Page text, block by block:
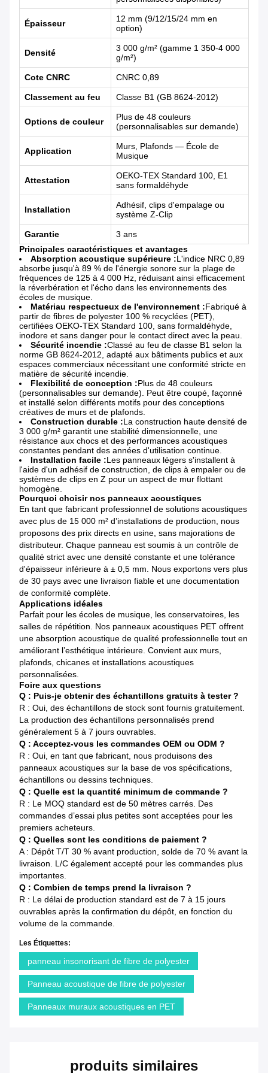
Épaisseur
12 mm (9/12/15/24 mm en
option)
Densité
3 000 g/m² (gamme 1 350-4 000
g/m²)
Cote CNRC CNRC 0,89
Classement au feu Classe B1 (GB 8624-2012)
Options de couleur
Plus de 48 couleurs
(personnalisables sur demande)
Application
Murs, Plafonds — École de
Musique
Attestation
OEKO-TEX Standard 100, E1
sans formaldéhyde
Installation
Adhésif, clips d'empalage ou
système Z-Clip
Garantie
3 ans
Principales caractéristiques et avantages
Absorption acoustique supérieure :L'indice NRC 0,89
absorbe jusqu'à 89 % de l'énergie sonore sur la plage de
fréquences de 125 à 4 000 Hz, réduisant ainsi efficacement
la réverbération et l'écho dans les environnements des
écoles de musique.
Matériau respectueux de l'environnement :Fabriqué à
partir de fibres de polyester 100 % recyclées (PET),
certifiées OEKO-TEX Standard 100, sans formaldéhyde,
inodore et sans danger pour le contact direct avec la peau.
Sécurité incendie :Classé au feu de classe B1 selon la
norme GB 8624-2012, adapté aux bâtiments publics et aux
espaces commerciaux nécessitant une conformité stricte en
matière de sécurité incendie.
Flexibilité de conception :Plus de 48 couleurs
(personnalisables sur demande). Peut être coupé, façonné
et installé selon différents motifs pour des conceptions
créatives de murs et de plafonds.
Construction durable :La construction haute densité de
3 000 g/m² garantit une stabilité dimensionnelle, une
résistance aux chocs et des performances acoustiques
constantes pendant des années d'utilisation continue.
Installation facile :Les panneaux légers s'installent à
l'aide d'un adhésif de construction, de clips à empaler ou de
systèmes de clips en Z pour un aspect de mur flottant
homogène.
Pourquoi choisir nos panneaux acoustiques
En tant que fabricant professionnel de solutions acoustiques
avec plus de 15 000 m² d’installations de production, nous
proposons des prix directs en usine, sans majorations de
distributeur. Chaque panneau est soumis à un contrôle de
qualité strict avec une densité constante et une tolérance
d'épaisseur inférieure à ± 0,5 mm. Nous exportons vers plus
de 30 pays avec une livraison fiable et une documentation
de conformité complète.
Applications idéales
Parfait pour les écoles de musique, les conservatoires, les
salles de répétition. Nos panneaux acoustiques PET offrent
une absorption acoustique de qualité professionnelle tout en
améliorant l’esthétique intérieure. Convient aux murs,
plafonds, chicanes et installations acoustiques
personnalisées.
Foire aux questions
Q : Puis-je obtenir des échantillons gratuits à tester ?
R : Oui, des échantillons de stock sont fournis gratuitement.
La production des échantillons personnalisés prend
généralement 5 à 7 jours ouvrables.
Q : Acceptez-vous les commandes OEM ou ODM ?
R : Oui, en tant que fabricant, nous produisons des
panneaux acoustiques sur la base de vos spécifications,
échantillons ou dessins techniques.
Q : Quelle est la quantité minimum de commande ?
R : Le MOQ standard est de 50 mètres carrés. Des
commandes d’essai plus petites sont acceptées pour les
premiers acheteurs.
Q : Quelles sont les conditions de paiement ?
A : Dépôt T/T 30 % avant production, solde de 70 % avant la
livraison. L/C également accepté pour les commandes plus
importantes.
Q : Combien de temps prend la livraison ?
R : Le délai de production standard est de 7 à 15 jours
ouvrables après la confirmation du dépôt, en fonction du
volume de la commande.
Les Étiquettes:
panneau insonorisant de fibre de polyester
Panneau acoustique de fibre de polyester
Panneaux muraux acoustiques en PET
produits similaires